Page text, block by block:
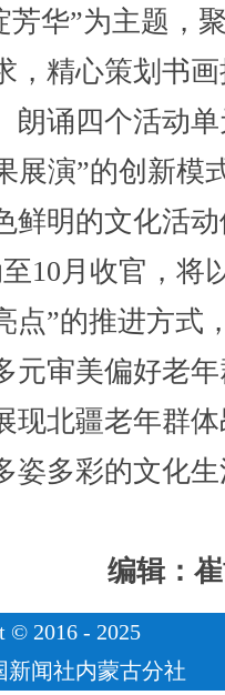
芳华”为主题，
，精心策划书
朗诵四个活动
展演”的创新模
鲜明的文化活
10月收官，将
点”的推进方式
元审美偏好老
现北疆老年群
姿多彩的文化
编辑：
© 2016 - 2025
新闻社内蒙古分社